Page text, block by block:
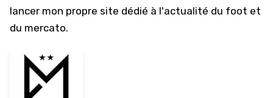
lancer mon propre site dédié à l'actualité du foot et
du mercato.